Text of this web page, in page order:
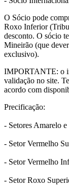
O Sócio pode
Roxo Inferior
desconto. O sócio
Mineirão (que
exclusivo).
IMPORTANTE: o
validação no site.
acordo com
Precificação:
- Setores Amarelo
- Setor Vermelho
- Setor Vermelho
- Setor Roxo